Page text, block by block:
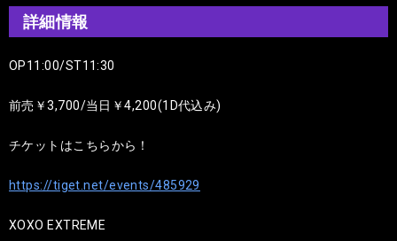
詳細情報
OP11:00/ST11:30
前売￥3,700/当日￥4,200(1D代込み)
チケットはこちらから！
https://tiget.net/events/485929
XOXO EXTREME